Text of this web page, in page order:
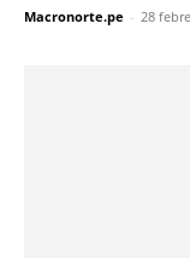
Macronorte.pe - 28